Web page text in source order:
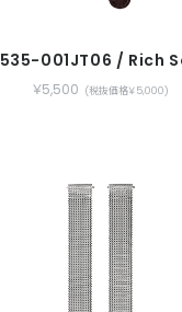
535-001JT06 / Rich
￥5,500 (税抜価格￥5,000)